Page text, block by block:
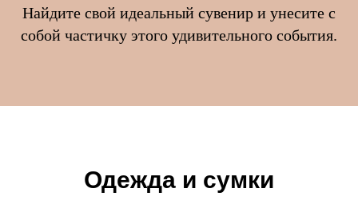
Найдите свой идеальный сувенир и унесите с
собой частичку этого удивительного события.
Одежда и сумки